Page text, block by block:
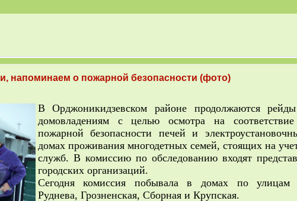
напоминаем о пожарной безопасности (фото)
В Орджоникидзевском районе продолжаются
домовладениям с целью осмотра на соответствие
пожарной безопасности печей и
домах проживания многодетных семей, стоящих на
служб. В комиссию по обследованию входят
городских организаций.
Сегодня комиссия побывала в домах по улицам
Руднева, Грозненская, Сборная и Крупская.